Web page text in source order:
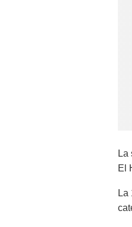
La
El
La